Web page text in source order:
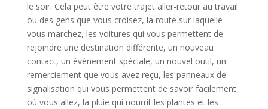
le soir. Cela peut être votre trajet aller-retour au travail
ou des gens que vous croisez, la route sur laquelle
vous marchez, les voitures qui vous permettent de
rejoindre une destination différente, un nouveau
contact, un événement spéciale, un nouvel outil, un
remerciement que vous avez reçu, les panneaux de
signalisation qui vous permettent de savoir facilement
où vous allez, la pluie qui nourrit les plantes et les